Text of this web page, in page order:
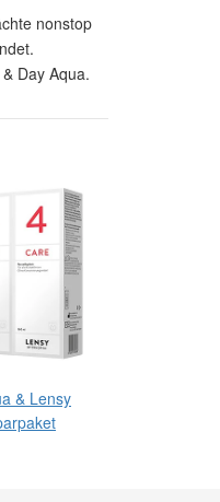
nonstop
Day Aqua.
& Lensy